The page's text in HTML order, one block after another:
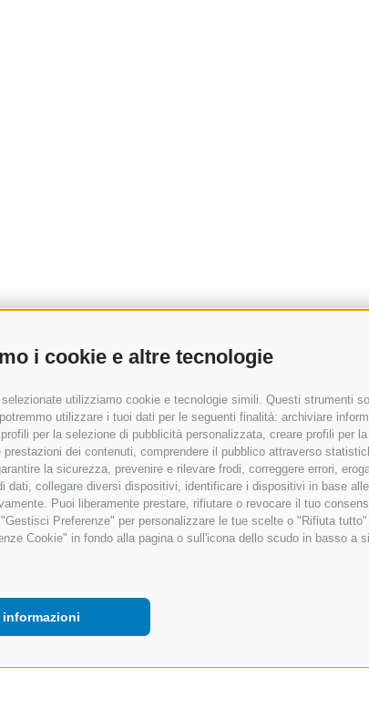
i cookie e altre tecnologie
selezionate utilizziamo cookie e tecnologie simili. Questi strumenti
utilizzare i tuoi dati per le seguenti finalità: archiviare
per la selezione di pubblicità personalizzata, creare profili
prestazioni dei contenuti, comprendere il pubblico attraverso
la sicurezza, prevenire e rilevare frodi, correggere errori,
dati, collegare diversi dispositivi, identificare i dispositivi in base
Puoi liberamente prestare, rifiutare o revocare il tuo
Preferenze" per personalizzare le tue scelte o "Rifiuta
Cookie" in fondo alla pagina o sull'icona dello scudo in basso a